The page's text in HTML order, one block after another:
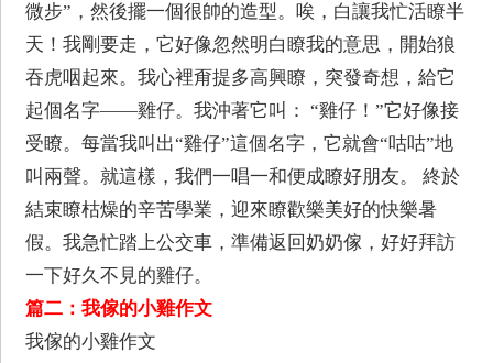
微步”，然後擺一個很帥的造型。唉，白讓我忙活瞭半
天！我剛要走，它好像忽然明白瞭我的意思，開始狼
吞虎咽起來。我心裡甭提多高興瞭，突發奇想，給它
起個名字——雞仔。我沖著它叫： “雞仔！”它好像接
受瞭。每當我叫出“雞仔”這個名字，它就會“咕咕”地
叫兩聲。就這樣，我們一唱一和便成瞭好朋友。 終於
結束瞭枯燥的辛苦學業，迎來瞭歡樂美好的快樂暑
假。我急忙踏上公交車，準備返回奶奶傢，好好拜訪
一下好久不見的雞仔。
篇二：我傢的小雞作文
我傢的小雞作文